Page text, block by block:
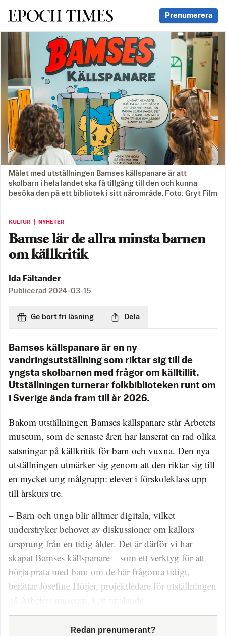
Svenska Epoch Times Prenumerera
Målet med utställningen Bamses källspanare är att
skolbarn i hela landet ska få tillgång till den och kunna
besöka den på ett bibliotek i sitt närområde. Foto: Gryt Film
KULTUR ｜ NYHETER
Bamse lär de allra minsta barnen
om källkritik
Ida Fältander
Publicerad 2024-03-15
Ge bort fri läsning Dela
Bamses källspanare är en ny
vandringsutställning som riktar sig till de
yngsta skolbarnen med frågor om källtillit.
Utställningen turnerar folkbiblioteken runt om
i Sverige ända fram till år 2026.
Bakom utställningen Bamses källspanare står Arbetets
museum, som de senaste åren har lanserat en rad olika
satsningar på källkritik för barn och vuxna. Den nya
utställningen utmärker sig genom att den riktar sig till
en mycket ung målgrupp: elever i förskoleklass upp
till årskurs tre.
– Barn och unga blir alltmer digitala, vilket
understryker behovet av diskussioner om källors
ursprung från en tidig ålder. Det är därför vi har
skapat Bamses källspanare – som ett verktyg för att
börja prata med barn om de här frågorna tidigt,
berättar Josefine Höijer, projektledare för utställningen
Redan prenumerant?